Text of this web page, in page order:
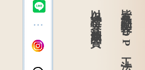
皆有詳細製作SOP工法
以保證每一盒油飯品質